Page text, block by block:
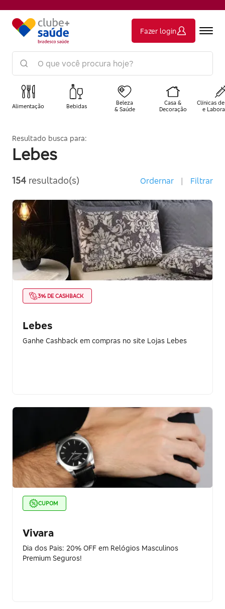
Fazer login
Alimentação Bebidas
Beleza
& Saúde
Casa &
Decoração
Clínicas
e
Resultado busca para:
Lebes
154 resultado(s) Ordernar | Filtrar
3% DE CASHBACK
Lebes
Ganhe Cashback em compras no site Lojas Lebes
CUPOM
Vivara
Dia dos Pais: 20% OFF em Relógios Masculinos
Premium Seguros!